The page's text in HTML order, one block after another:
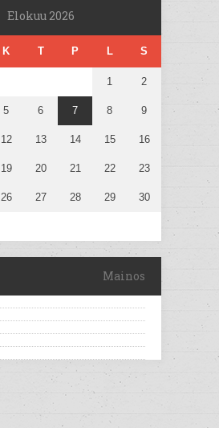
Elokuu 2026
K T P L S
1 2
5 6 7 8 9
12 13 14 15 16
19 20 21 22 23
26 27 28 29 30
Mainos